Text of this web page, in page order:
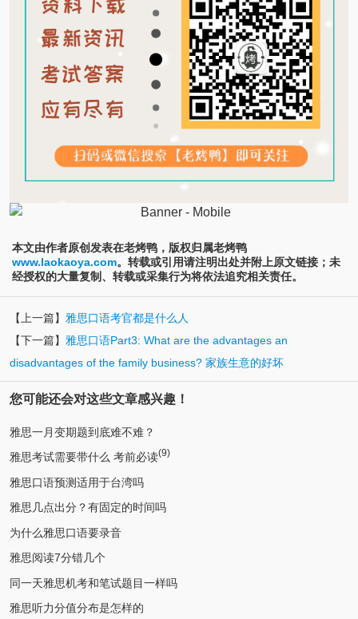
本文由作者原创发表在老烤鸭，版权归属老烤鸭
www.laokaoya.com。转载或引用请注明出处并附上原文链接；未
经授权的大量复制、转载或采集行为将依法追究相关责任。
【上一篇】 雅思口语考官都是什么人
【下一篇】 雅思口语Part3: What are the advantages an
disadvantages of the family business? 家族生意的好坏
您可能还会对这些文章感兴趣！
雅思一月变期题到底难不难？
雅思考试需要带什么 考前必读(9)
雅思口语预测适用于台湾吗
雅思几点出分？有固定的时间吗
为什么雅思口语要录音
雅思阅读7分错几个
同一天雅思机考和笔试题目一样吗
雅思听力分值分布是怎样的